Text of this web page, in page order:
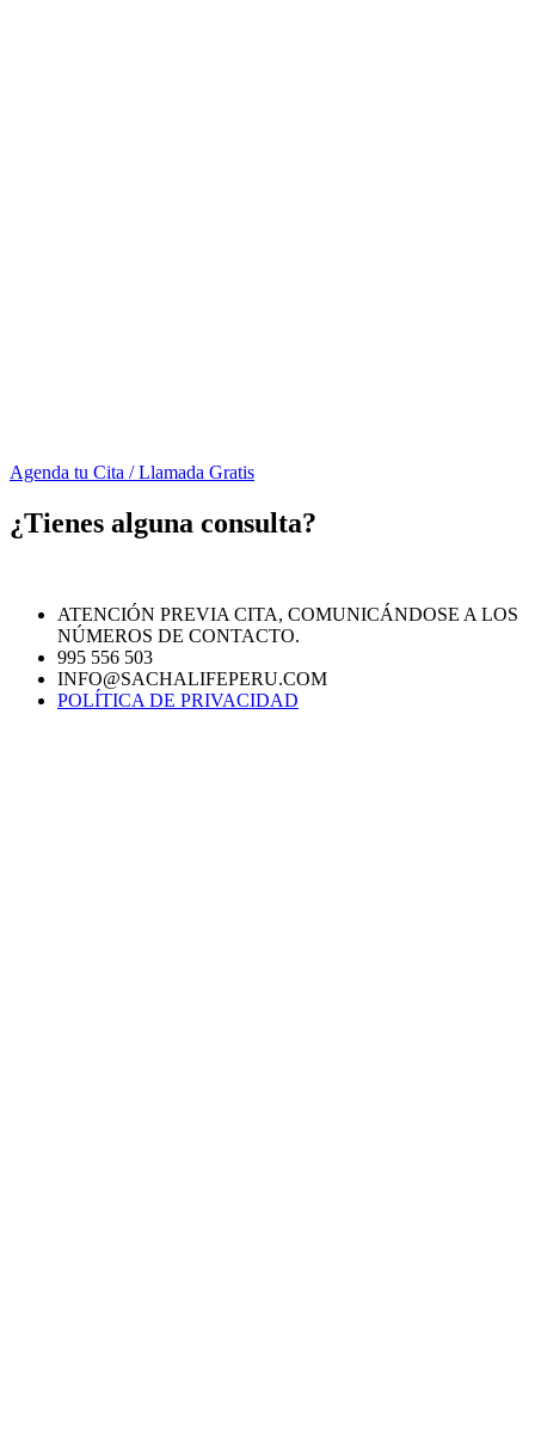
Agenda tu Cita / Llamada Gratis
¿Tienes alguna consulta?
ATENCIÓN PREVIA CITA, COMUNICÁNDOSE A LOS
NÚMEROS DE CONTACTO.
995 556 503
INFO@SACHALIFEPERU.COM
POLÍTICA DE PRIVACIDAD